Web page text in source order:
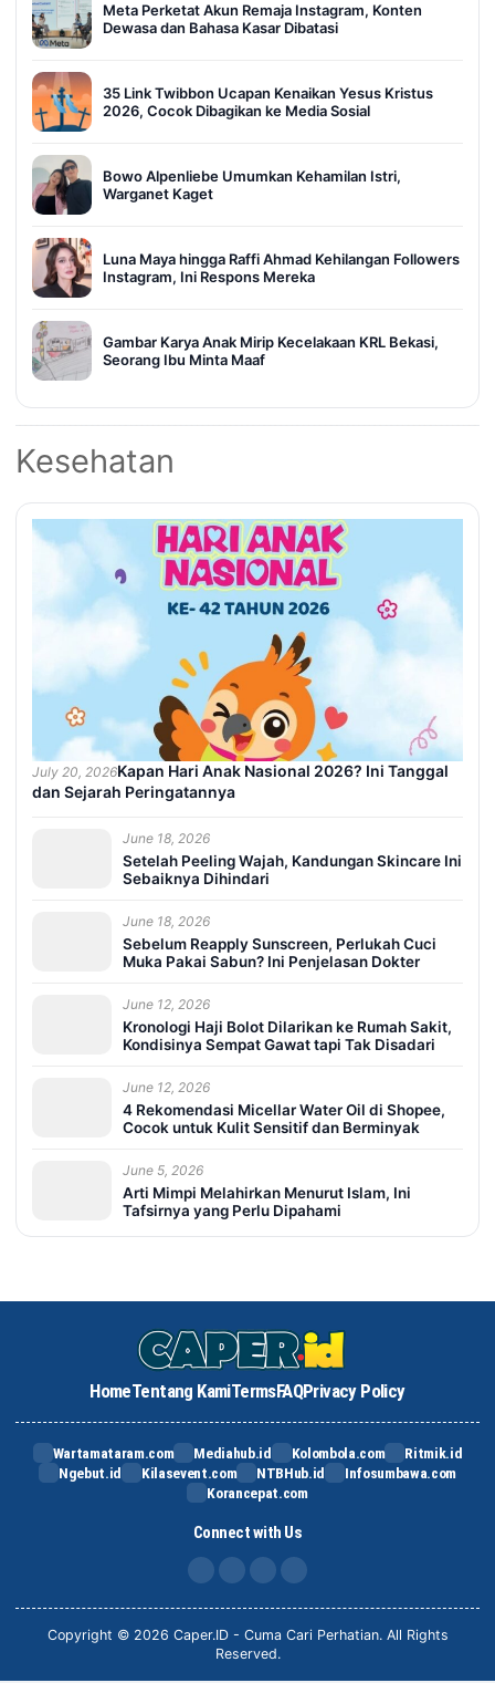
Meta Perketat Akun Remaja Instagram, Konten
Dewasa dan Bahasa Kasar Dibatasi
35 Link Twibbon Ucapan Kenaikan Yesus Kristus
2026, Cocok Dibagikan ke Media Sosial
Bowo Alpenliebe Umumkan Kehamilan Istri,
Warganet Kaget
Luna Maya hingga Raffi Ahmad Kehilangan Followers
Instagram, Ini Respons Mereka
Gambar Karya Anak Mirip Kecelakaan KRL Bekasi,
Seorang Ibu Minta Maaf
Kesehatan
July 20, 2026Kapan Hari Anak Nasional 2026? Ini Tanggal
dan Sejarah Peringatannya
June 18, 2026
Setelah Peeling Wajah, Kandungan Skincare Ini
Sebaiknya Dihindari
June 18, 2026
Sebelum Reapply Sunscreen, Perlukah Cuci
Muka Pakai Sabun? Ini Penjelasan Dokter
June 12, 2026
Kronologi Haji Bolot Dilarikan ke Rumah Sakit,
Kondisinya Sempat Gawat tapi Tak Disadari
June 12, 2026
4 Rekomendasi Micellar Water Oil di Shopee,
Cocok untuk Kulit Sensitif dan Berminyak
June 5, 2026
Arti Mimpi Melahirkan Menurut Islam, Ini
Tafsirnya yang Perlu Dipahami
HomeTentang KamiTermsFAQPrivacy Policy
Wartamataram.com Mediahub.id Kolombola.com
Ritmik.id
Ngebut.id
Kilasevent.com NTBHub.id
Infosumbawa.com
Korancepat.com
Connect with Us
FB IG TikTok
Copyright © 2026 Caper.ID - Cuma Cari Perhatian. All Rights
Reserved.